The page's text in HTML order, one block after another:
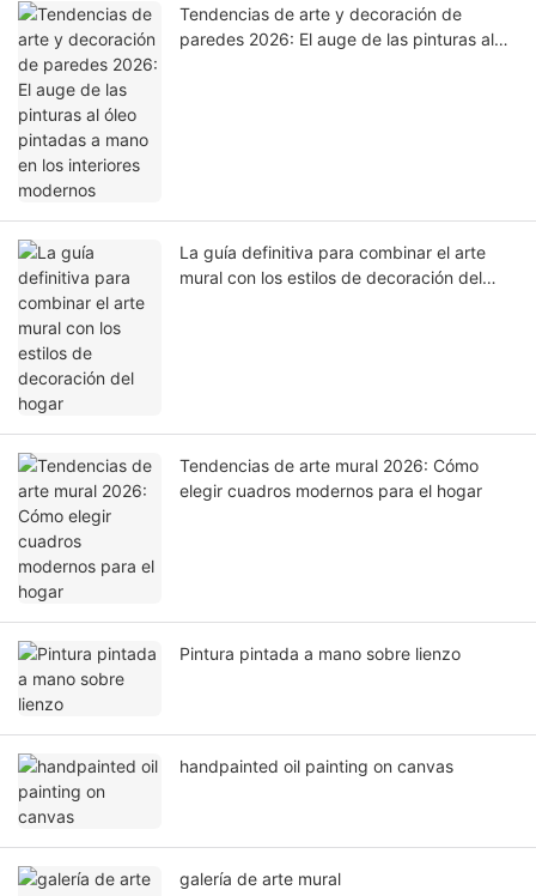
Tendencias de arte y decoración de
paredes 2026: El auge de las pinturas al
La guía definitiva para combinar el arte
mural con los estilos de decoración del
Tendencias de arte mural 2026: Cómo
elegir cuadros modernos para el hogar
Pintura pintada a mano sobre lienzo
handpainted oil painting on canvas
galería de arte mural